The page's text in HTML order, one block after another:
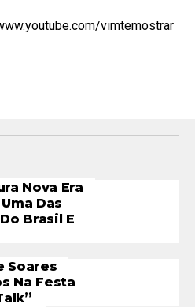
vimtemostrar
Nova Era
Das
Brasil E
Soares
Na Festa